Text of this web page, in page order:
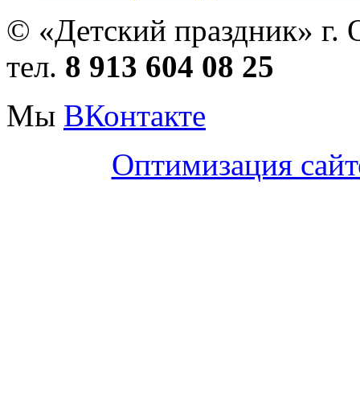
© «Детский праздник» г.
тел. 8 913 604 08 25
Мы ВКонтакте
Оптимизация